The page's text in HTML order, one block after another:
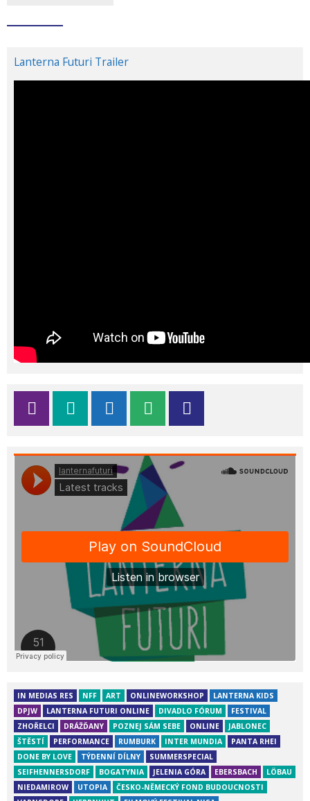
Lanterna Futuri Trailer
IN MEDIAS RES NFF ART ONLINEWORKSHOP
LANTERNA KIDS
DPJW
LANTERNA FUTURI ONLINE DIVADLO FÓRUM
FESTIVAL
ZHOŘELCI
DRÁŽĎANY POZNEJ SÁM SEBE ONLINE
JABLONEC
ŠTĚSTÍ
PERFORMANCE RUMBURK INTER MUNDIA
PANTA RHEI
DONE BY LOVE
TÝDENNÍ DÍLNY
SUMMERSPECIAL
SEIFHENNERSDORF
BOGATYNIA JELENIA GÓRA EBERSBACH
LÖBAU
NIEDAMIROW
UTOPIA
ČESKO-NĚMECKÝ FOND BUDOUCNOSTI